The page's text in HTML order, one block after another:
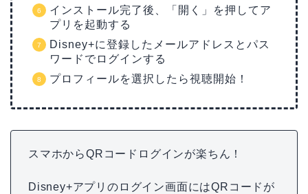
インストール完了後、「開く」を押してア
プリを起動する
Disney+に登録したメールアドレスとパス
ワードでログインする
プロフィールを選択したら視聴開始！
スマホからQRコードログインが楽ちん！
Disney+アプリのログイン画面にはQRコードが